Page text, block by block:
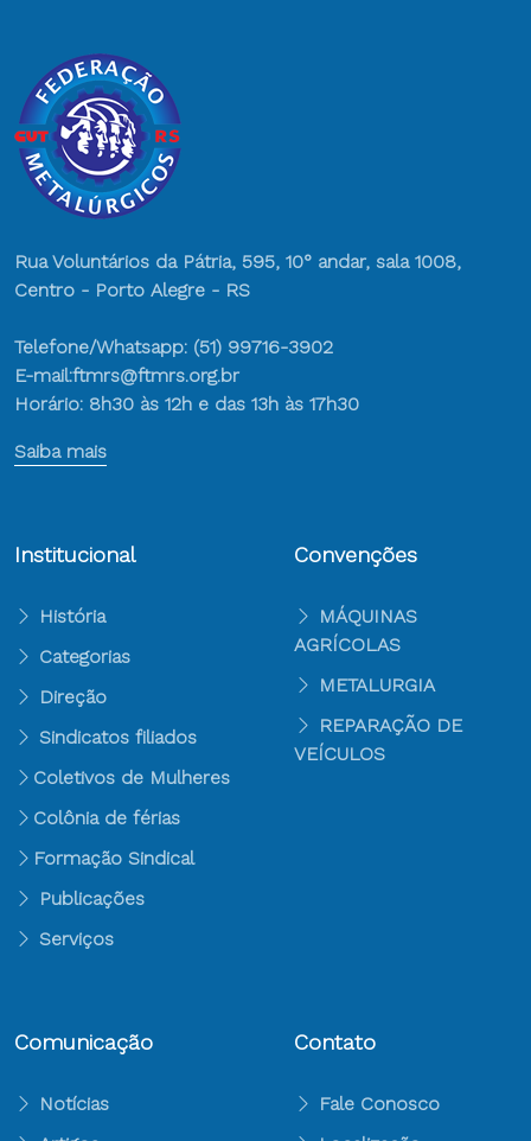
Rua Voluntários da Pátria, 595, 10° andar, sala 1008,
Centro - Porto Alegre - RS
Telefone/Whatsapp: (51) 99716-3902
E-mail:ftmrs@ftmrs.org.br
Horário: 8h30 às 12h e das 13h às 17h30
Saiba mais
Institucional
História
Categorias
Direção
Sindicatos filiados
Coletivos de Mulheres
Colônia de férias
Formação Sindical
Publicações
Serviços
Convenções
MÁQUINAS
AGRÍCOLAS
METALURGIA
REPARAÇÃO DE
VEÍCULOS
Comunicação
Notícias
Contato
Fale Conosco